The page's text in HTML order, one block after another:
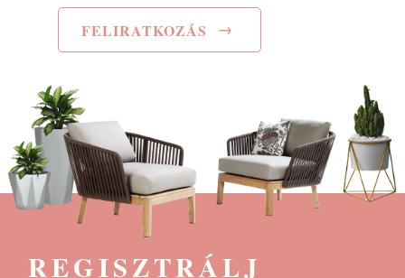
FELIRATKOZÁS →
REGISZTRÁLJ